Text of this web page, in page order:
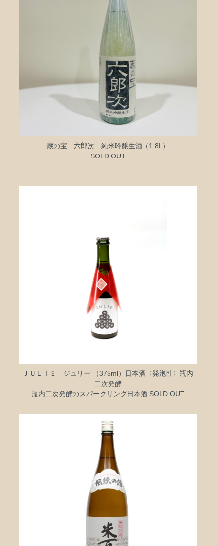
蔵の宝 六郎次 純米吟醸生酒（1.8L）
SOLD OUT
ＪＵＬＩＥ ジュリー （375ml）日本酒〈発泡性〉瓶内
二次発酵
瓶内二次発酵のスパークリング日本酒 SOLD OUT